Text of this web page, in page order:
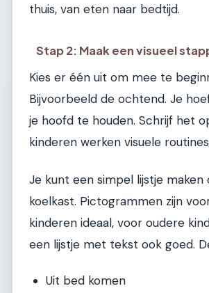
thuis, van eten naar bedtijd.
Stap 2: Maak een visueel
Kies er één uit om mee te
Bijvoorbeeld de ochtend. Je
je hoofd te houden. Schrijf het
kinderen werken visuele
Je kunt een simpel lijstje maken
koelkast. Pictogrammen zijn
kinderen ideaal, voor oudere
een lijstje met tekst ook goed.
Uit bed komen